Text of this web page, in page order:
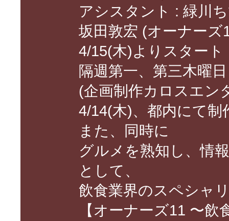
アシスタント : 緑川
坂田敦宏 (オーナーズ
4/15(木)よりスタート
隔週第一、第三木曜
(企画制作カロスエン
4/14(木)、都内にて制
また、同時に
グルメを熟知し、情
として、
飲食業界のスペシャ
【オーナーズ11 〜